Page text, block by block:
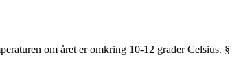
om året er omkring 10-12 grader Celsius. §